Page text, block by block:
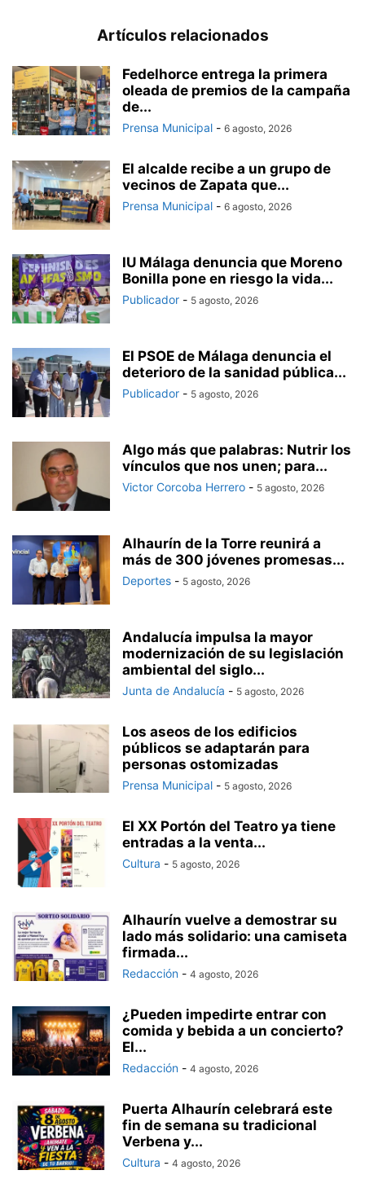
Artículos relacionados
Fedelhorce entrega la primera
oleada de premios de la campaña
de...
Prensa Municipal - 6 agosto, 2026
El alcalde recibe a un grupo de
vecinos de Zapata que...
Prensa Municipal - 6 agosto, 2026
IU Málaga denuncia que Moreno
Bonilla pone en riesgo la vida...
Publicador - 5 agosto, 2026
El PSOE de Málaga denuncia el
deterioro de la sanidad pública...
Publicador - 5 agosto, 2026
Algo más que palabras: Nutrir los
vínculos que nos unen; para...
Victor Corcoba Herrero - 5 agosto, 2026
Alhaurín de la Torre reunirá a
más de 300 jóvenes promesas...
Deportes - 5 agosto, 2026
Andalucía impulsa la mayor
modernización de su legislación
ambiental del siglo...
Junta de Andalucía - 5 agosto, 2026
Los aseos de los edificios
públicos se adaptarán para
personas ostomizadas
Prensa Municipal - 5 agosto, 2026
El XX Portón del Teatro ya tiene
entradas a la venta...
Cultura - 5 agosto, 2026
Alhaurín vuelve a demostrar su
lado más solidario: una camiseta
firmada...
Redacción - 4 agosto, 2026
¿Pueden impedirte entrar con
comida y bebida a un concierto?
El...
Redacción - 4 agosto, 2026
Puerta Alhaurín celebrará este
fin de semana su tradicional
Verbena y...
Cultura - 4 agosto, 2026